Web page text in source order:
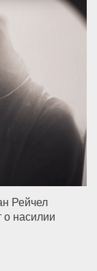
Рейчел
о насилии